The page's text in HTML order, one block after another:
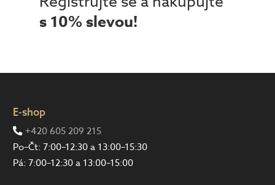
s 10% slevou!
E-shop
+420 605 209 215
Po–Čt: 7:00–12:30 a 13:00–15:30
Pá: 7:00–12:30 a 13:00–15:00